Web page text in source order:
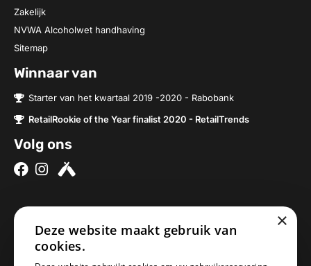
Zakelijk
NVWA Alcoholwet handhaving
Sitemap
Winnaar van
Starter van het kwartaal 2019 -2020 - Rabobank
RetailRookie of the Year finalist 2020 - RetailTrends
Volg ons
Over ons
Brouwerijen
Onze bieren
5076SV Haaren
×
Deze website maakt gebruik van
cookies.